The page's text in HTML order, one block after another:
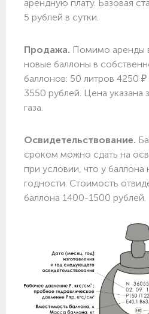
арендную плату. Базовая
5 рублей в сутки.
Продажа. Помимо аренды
новые баллоны в
баллонов: 50 литров 4250 ₽
3550 рублей. Цена указана
газа.
Освидетельствование.
сроком можно сдать на
при условии, что у баллона
годности. Стоимость
баллона 1400-1500 рублей.